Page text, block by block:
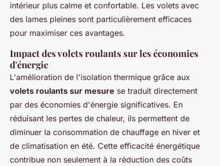
intérieur plus calme et confortable. Les volets avec
des lames pleines sont particulièrement efficaces
pour maximiser ces avantages.
Impact des volets roulants sur les économies
d'énergie
L'amélioration de l'isolation thermique grâce aux
volets roulants sur mesure se traduit directement
par des économies d'énergie significatives. En
réduisant les pertes de chaleur, ils permettent de
diminuer la consommation de chauffage en hiver et
de climatisation en été. Cette efficacité énergétique
contribue non seulement à la réduction des coûts